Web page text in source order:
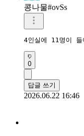
콩나물#ovSs
4인실에 11명이
0
답글 쓰기
2026.06.22 16:46